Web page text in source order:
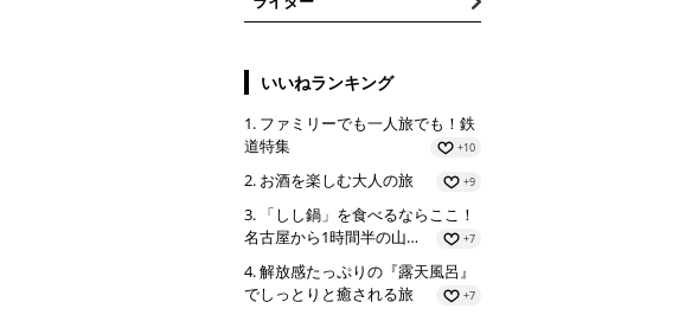
いいねランキング
ファミリーでも一人旅でも！鉄
道特集
+10
お酒を楽しむ大人の旅 +9
「しし鍋」を食べるならここ！
名古屋から1時間半の山…
+7
解放感たっぷりの『露天風呂』
でしっとりと癒される旅
+7